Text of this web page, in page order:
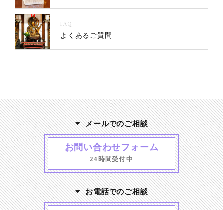
FAQ
よくあるご質問
メールでのご相談
お問い合わせフォーム
24時間受付中
お電話でのご相談